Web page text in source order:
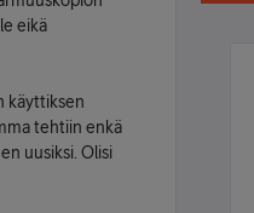
eikä
käyttiksen
tehtiin enkä
uusiksi. Olisi